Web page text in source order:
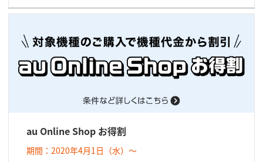
au Online Shop お得割
期間：2020年4月1日（水）～